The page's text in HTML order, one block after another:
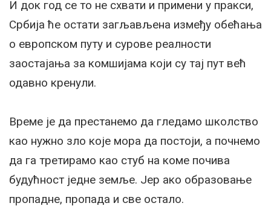
И док год се то не схвати и примени у пракси,
Србија ће остати загљављена између обећања
о европском путу и сурове реалности
заостајања за комшијама који су тај пут већ
одавно кренули.
Време је да престанемо да гледамо школство
као нужно зло које мора да постоји, а почнемо
да га третирамо као стуб на коме почива
будућност једне земље. Јер ако образовање
пропадне, пропада и све остало.